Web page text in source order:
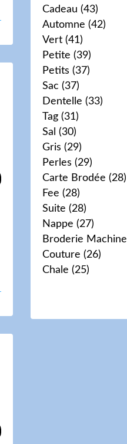
Cadeau (43)
Automne (42)
Vert (41)
Petite (39)
Petits (37)
Sac (37)
Dentelle (33)
Tag (31)
Sal (30)
Gris (29)
Perles (29)
Carte Brodée (28)
Fee (28)
Suite (28)
Nappe (27)
Broderie Machine
Couture (26)
Chale (25)